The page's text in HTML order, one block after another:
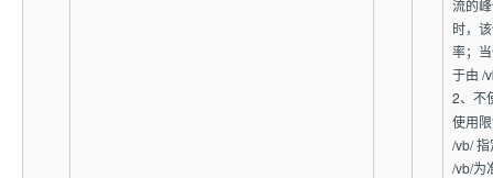
流的
时，
率；
于由 /
2、不
使用
/vb/指
/vb/为